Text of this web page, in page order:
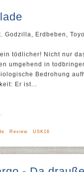
Godzilla, Erdbeben,
tödlicher! Nicht nur
umgehend in
Bedrohung
Er ist...
Review USK16